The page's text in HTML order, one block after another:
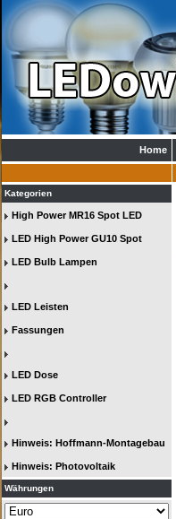
Home
Kategorien
High Power MR16 Spot LED
LED High Power GU10 Spot
LED Bulb Lampen
LED Leisten
Fassungen
LED Dose
LED RGB Controller
Hinweis: Hoffmann-Montagebau
Hinweis: Photovoltaik
Währungen